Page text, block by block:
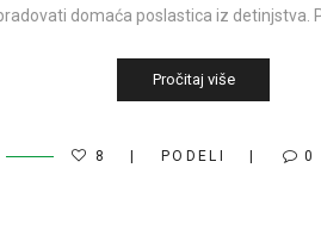
domaća poslastica iz detinjstva.
Pročitaj više
8 PODELI 0